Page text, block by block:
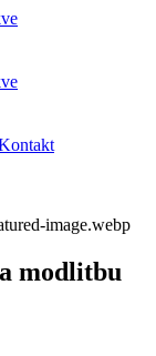
modlitbu